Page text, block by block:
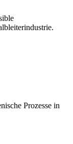
Prozesse in